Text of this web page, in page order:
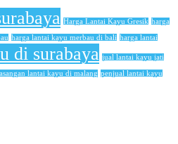
Harga Lantai Kayu Gresik harga
harga lantai kayu merbau di bali harga lantai
di surabaya jual lantai kayu jati
lantai kayu di malang penjual lantai kayu